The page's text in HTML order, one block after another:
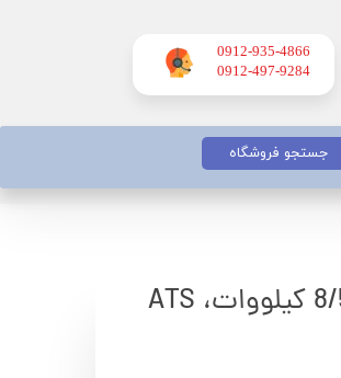
0912-935-4866
​​​​​​​0912-497-9284
جستجو فروشگاه
موتور برق اسپینا سه گانه سوز، 8/5 کیلووات، ATS